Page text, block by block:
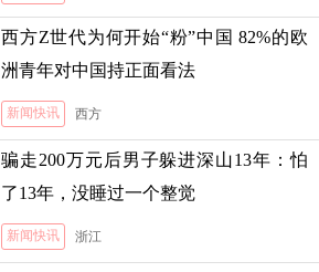
西方Z世代为何开始“粉”中国 82%的欧
洲青年对中国持正面看法
新闻快讯 西方
骗走200万元后男子躲进深山13年：怕
了13年，没睡过一个整觉
新闻快讯 浙江